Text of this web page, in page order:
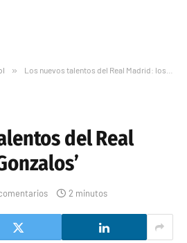
» Los nuevos talentos del Real Madrid: los ‘Gonzalos’
del Real
2 minutos